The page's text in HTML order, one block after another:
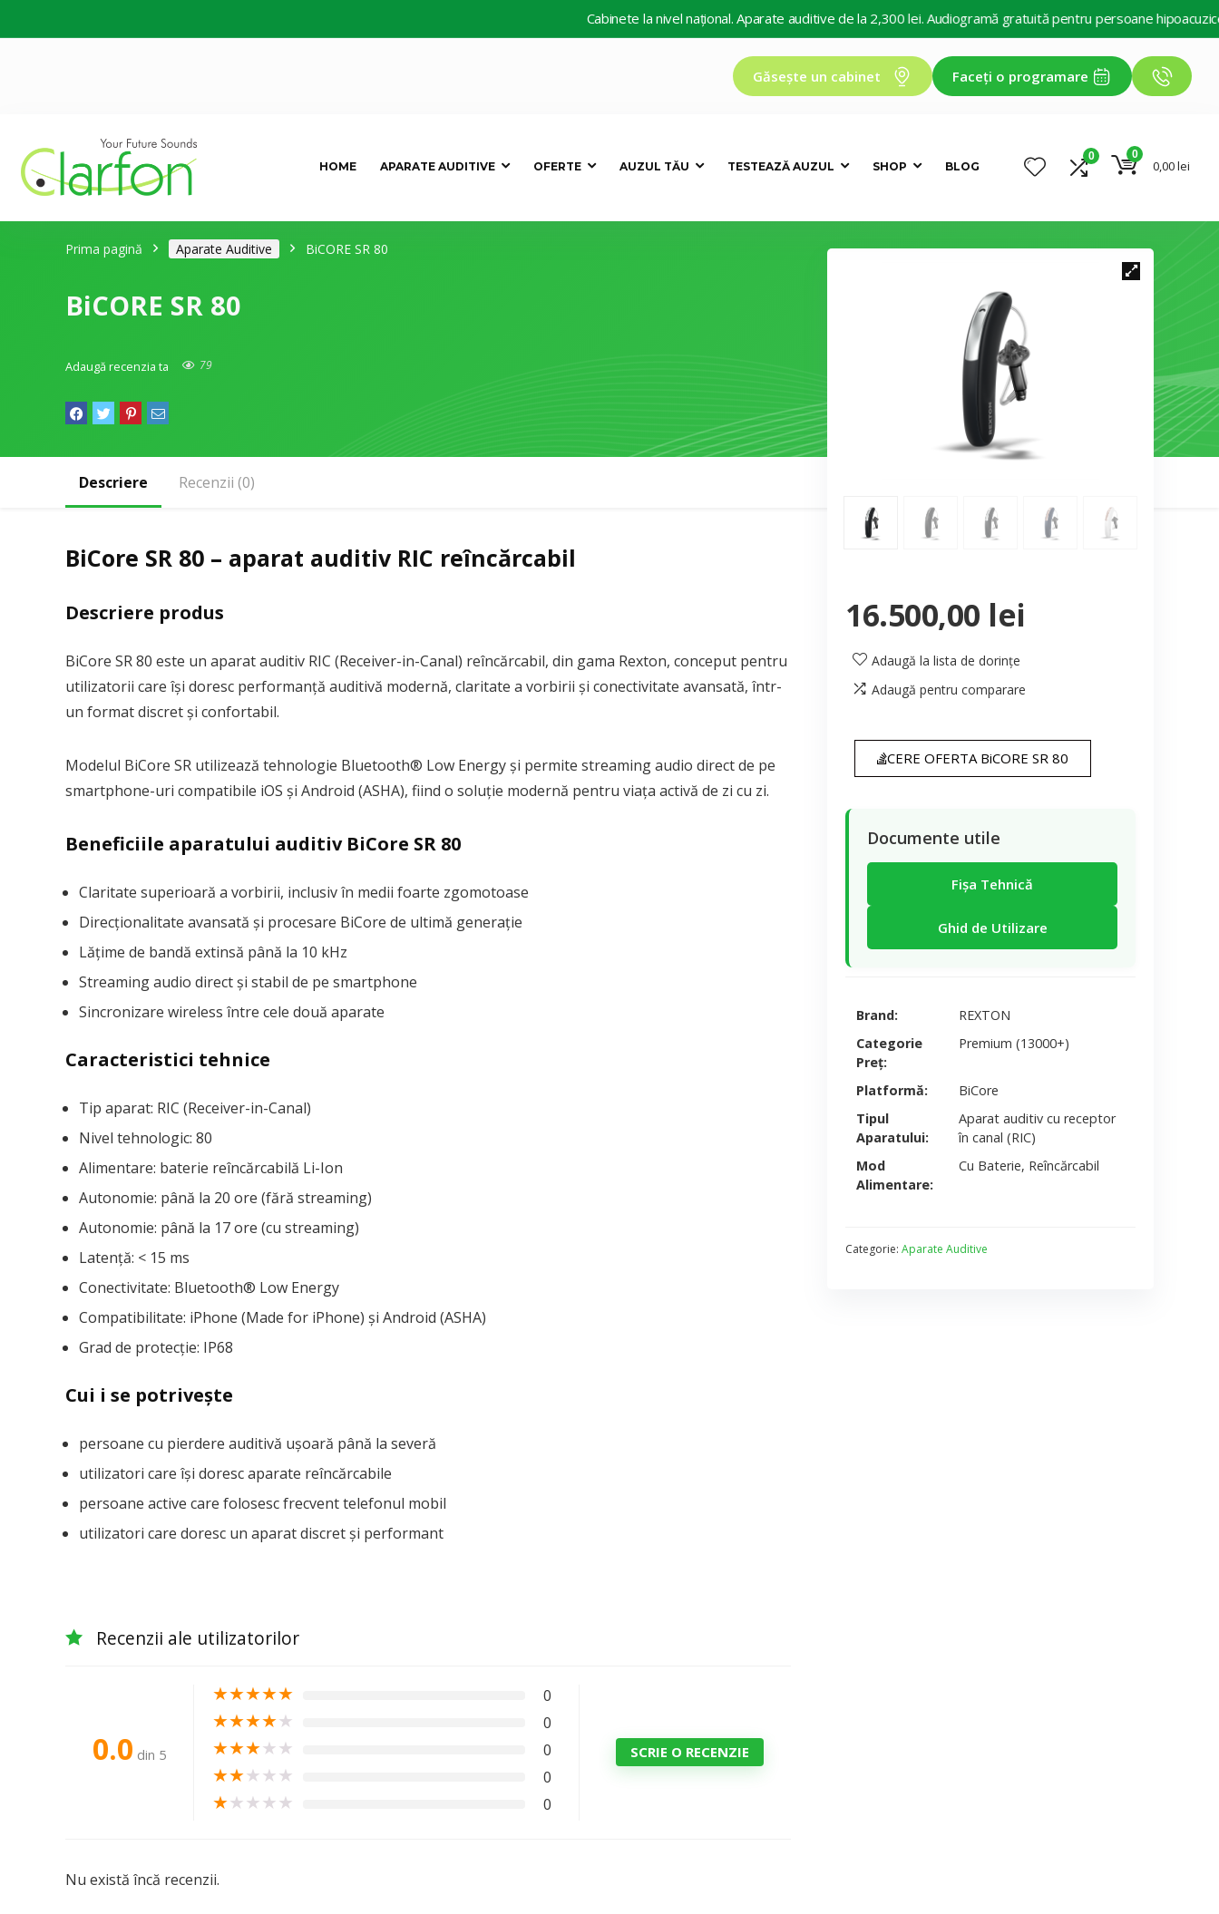
Cabinete la nivel național. Aparate auditive de la 2,300 lei. Audiogramă gratuită pentru persoane hipoacuzice.
Găsește un cabinet Faceți o programare
HOME APARATE AUDITIVE OFERTE AUZUL TĂU TESTEAZĂ AUZUL SHOP BLOG
0 0
0,00lei
Prima pagină Aparate Auditive BiCORE SR 80
BiCORE SR 80
16.500,00 lei
Adaugă la lista de dorințe
Adaugă pentru comparare
CERE OFERTA BiCORE SR 80
Documente utile
Fișa Tehnică
Ghid de Utilizare
Brand
REXTON
Categorie
Preț
Premium (13000+)
Platformă
BiCore
Tipul
Aparatului
Aparat auditiv cu receptor
în canal (RIC)
Mod
Alimentare
Cu Baterie, Reîncărcabil
Categorie: Aparate Auditive
Adaugă recenzia ta 79
Descriere Recenzii (0)
BiCore SR 80 – aparat auditiv RIC reîncărcabil
Descriere produs
BiCore SR 80 este un aparat auditiv RIC (Receiver-in-Canal) reîncărcabil, din gama Rexton, conceput pentru
utilizatorii care își doresc performanță auditivă modernă, claritate a vorbirii și conectivitate avansată, într-
un format discret și confortabil.
Modelul BiCore SR utilizează tehnologie Bluetooth® Low Energy și permite streaming audio direct de pe
smartphone-uri compatibile iOS și Android (ASHA), fiind o soluție modernă pentru viața activă de zi cu zi.
Beneficiile aparatului auditiv BiCore SR 80
Claritate superioară a vorbirii, inclusiv în medii foarte zgomotoase
Direcționalitate avansată și procesare BiCore de ultimă generație
Lățime de bandă extinsă până la 10 kHz
Streaming audio direct și stabil de pe smartphone
Sincronizare wireless între cele două aparate
Caracteristici tehnice
Tip aparat: RIC (Receiver-in-Canal)
Nivel tehnologic: 80
Alimentare: baterie reîncărcabilă Li-Ion
Autonomie: până la 20 ore (fără streaming)
Autonomie: până la 17 ore (cu streaming)
Latență: < 15 ms
Conectivitate: Bluetooth® Low Energy
Compatibilitate: iPhone (Made for iPhone) și Android (ASHA)
Grad de protecție: IP68
Cui i se potrivește
persoane cu pierdere auditivă ușoară până la severă
utilizatori care își doresc aparate reîncărcabile
persoane active care folosesc frecvent telefonul mobil
utilizatori care doresc un aparat discret și performant
Recenzii ale utilizatorilor
0.0 din 5
★★★★★ 0
★★★★★ 0
★★★★★ 0
★★★★★ 0
★★★★★ 0
SCRIE O RECENZIE
Nu există încă recenzii.